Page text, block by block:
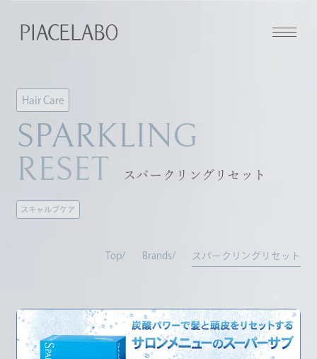
Hair Care
SPARKLING
RESET
スパークリングリセット
スキャルプケア
Top Brands スパークリングリセット